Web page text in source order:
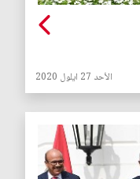
الأحد 27 ايلول 2020